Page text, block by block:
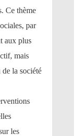
Ce thème
par
aux plus
mais
de la société
les